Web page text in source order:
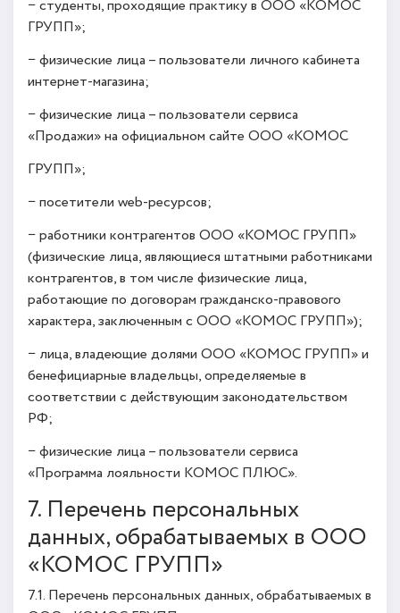
− студенты, проходящие практику в ООО «КОМОС
ГРУПП»;
− физические лица – пользователи личного кабинета
интернет-магазина;
− физические лица – пользователи сервиса
«Продажи» на официальном сайте ООО «КОМОС
ГРУПП»;
− посетители web-ресурсов;
− работники контрагентов ООО «КОМОС ГРУПП»
(физические лица, являющиеся штатными работниками
контрагентов, в том числе физические лица,
работающие по договорам гражданско-правового
характера, заключенным с ООО «КОМОС ГРУПП»);
− лица, владеющие долями ООО «КОМОС ГРУПП» и
бенефициарные владельцы, определяемые в
соответствии с действующим законодательством
РФ;
− физические лица – пользователи сервиса
«Программа лояльности КОМОС ПЛЮС».
7. Перечень персональных
данных, обрабатываемых в ООО
«КОМОС ГРУПП»
7.1. Перечень персональных данных, обрабатываемых в